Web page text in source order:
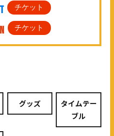
チケット
チケット
グッズ
タイムテー
ブル